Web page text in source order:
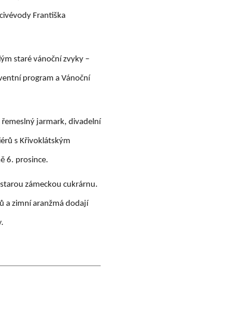
Františka
staré vánoční zvyky –
program a Vánoční
řemeslný jarmark, divadelní
s Křivoklátským
6. prosince.
zámeckou cukrárnu.
a zimní aranžmá dodají